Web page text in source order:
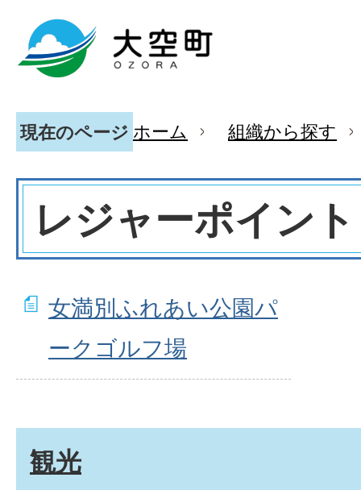
現在のページ ホーム 組織から探す
レジャーポイント
女満別ふれあい公園パ
ークゴルフ場
観光